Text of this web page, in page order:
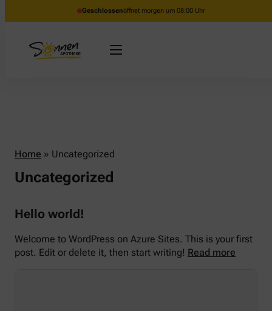
Geschlossenöffnet morgen um 08:00 Uhr
Home » Uncategorized
Uncategorized
Hello world!
Welcome to WordPress on Azure Sites. This is your first
post. Edit or delete it, then start writing! Read more